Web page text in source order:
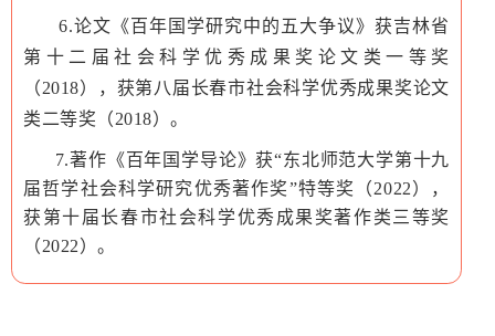
6.论文《百年国学研究中的五大争议》获吉林省
第十二届社会科学优秀成果奖论文类一等奖
（2018），获第八届长春市社会科学优秀成果奖论文
类二等奖（2018）。
7.著作《百年国学导论》获“东北师范大学第十九
届哲学社会科学研究优秀著作奖”特等奖（2022），
获第十届长春市社会科学优秀成果奖著作类三等奖
（2022）。